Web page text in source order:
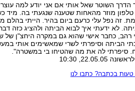
הדרך השוטר שאל אותי אם אני יודע למה
טלפון מוזר מהאחות שטענה שנגעתי בה. מיד
זה נפל עלי כרעם ביום בהיר. הייתי בהלם
לא ידעתי איך לבוא הביתה ולהציג כזה
רהב, כחבר אישי שהוא גם במקרה היחצ"ן של
הביתה וסיפרתי לשרי שמאשימים אותי
סיפרתי לה את מה שהטיחו בי במשטרה".
22.05.05, 10:30
בכתבה? כתבו לנו